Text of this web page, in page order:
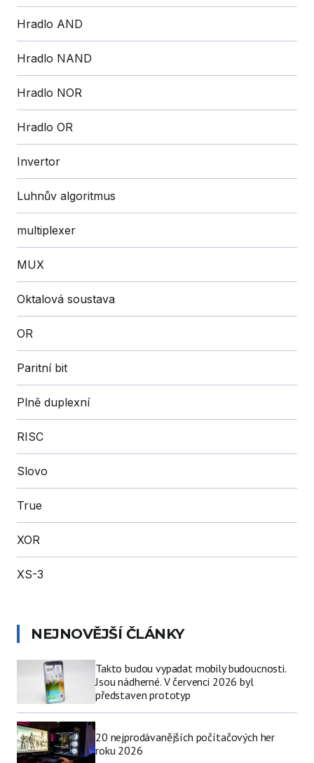
Hradlo AND
Hradlo NAND
Hradlo NOR
Hradlo OR
Invertor
Luhnův algoritmus
multiplexer
MUX
Oktalová soustava
OR
Paritní bit
Plně duplexní
RISC
Slovo
True
XOR
XS-3
NEJNOVĚJŠÍ ČLÁNKY
Takto budou vypadat mobily budoucnosti.
Jsou nádherné. V červenci 2026 byl
představen prototyp
20 nejprodávanějších počítačových her
roku 2026